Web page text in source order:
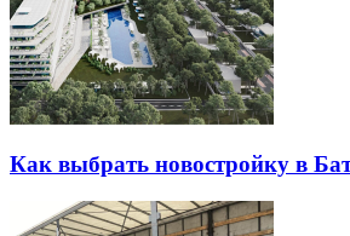
Как выбрать новостройку в